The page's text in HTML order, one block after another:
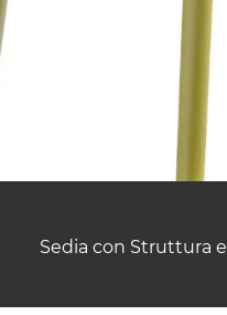
Sedia con Struttura